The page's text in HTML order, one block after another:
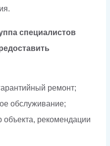
специалистов
ремонт;
обслуживание;
рекомендации